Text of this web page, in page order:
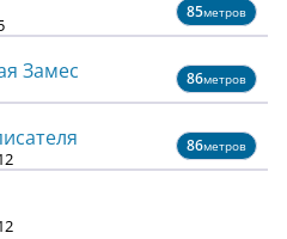
85метров
Замес 86метров
86метров